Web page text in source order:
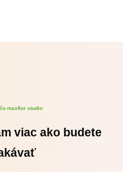
maxflor studio
viac ako budete